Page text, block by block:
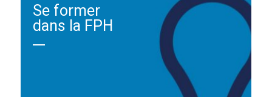
Se former
dans la FPH